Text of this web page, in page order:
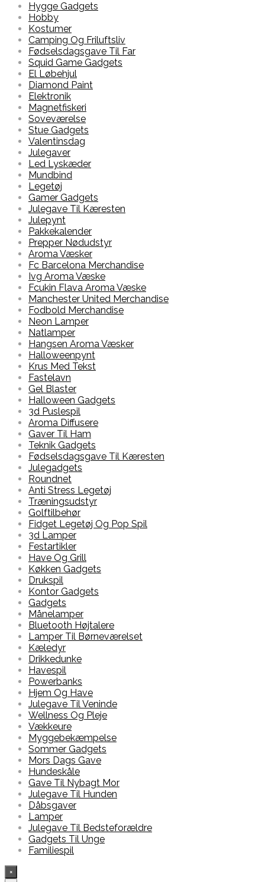
Hygge Gadgets
Hobby
Kostumer
Camping Og Friluftsliv
Fødselsdagsgave Til Far
Squid Game Gadgets
El Løbehjul
Diamond Paint
Elektronik
Magnetfiskeri
Soveværelse
Stue Gadgets
Valentinsdag
Julegaver
Led Lyskæder
Mundbind
Legetøj
Gamer Gadgets
Julegave Til Kæresten
Julepynt
Pakkekalender
Prepper Nødudstyr
Aroma Væsker
Fc Barcelona Merchandise
Ivg Aroma Væske
Fcukin Flava Aroma Væske
Manchester United Merchandise
Fodbold Merchandise
Neon Lamper
Natlamper
Hangsen Aroma Væsker
Halloweenpynt
Krus Med Tekst
Fastelavn
Gel Blaster
Halloween Gadgets
3d Puslespil
Aroma Diffusere
Gaver Til Ham
Teknik Gadgets
Fødselsdagsgave Til Kæresten
Julegadgets
Roundnet
Anti Stress Legetøj
Træningsudstyr
Golftilbehør
Fidget Legetøj Og Pop Spil
3d Lamper
Festartikler
Have Og Grill
Køkken Gadgets
Drukspil
Kontor Gadgets
Gadgets
Månelamper
Bluetooth Højtalere
Lamper Til Børneværelset
Kæledyr
Drikkedunke
Havespil
Powerbanks
Hjem Og Have
Julegave Til Veninde
Wellness Og Pleje
Vækkeure
Myggebekæmpelse
Sommer Gadgets
Mors Dags Gave
Hundeskåle
Gave Til Nybagt Mor
Julegave Til Hunden
Dåbsgaver
Lamper
Julegave Til Bedsteforældre
Gadgets Til Unge
Familiespil
×